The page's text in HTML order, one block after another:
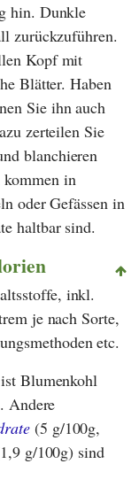
hin. Dunkle
zurückzuführen.
Kopf mit
Blätter. Haben
Sie ihn auch
zerteilen Sie
blanchieren
kommen in
oder Gefässen in
haltbar sind.
inkl.
je nach Sorte,
etc.
Blumenkohl
Andere
(5 g/100g,
g/100g) sind